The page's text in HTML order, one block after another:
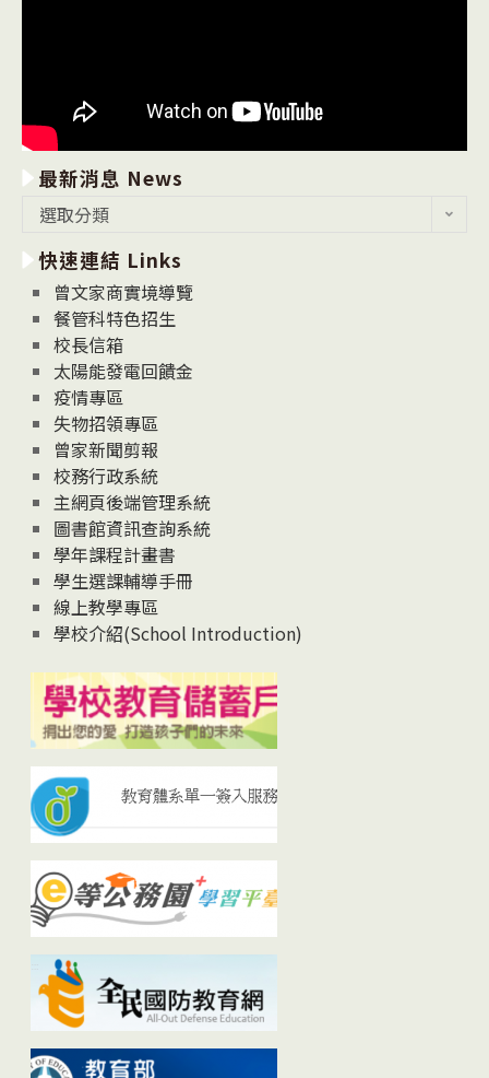
最新消息 News
消
息
News
選取分類
快速連結 Links
曾文家商實境導覽
餐管科特色招生
校長信箱
太陽能發電回饋金
疫情專區
失物招領專區
曾家新聞剪報
校務行政系統
主網頁後端管理系統
圖書館資訊查詢系統
學年課程計畫書
學生選課輔導手冊
線上教學專區
學校介紹(School Introduction)